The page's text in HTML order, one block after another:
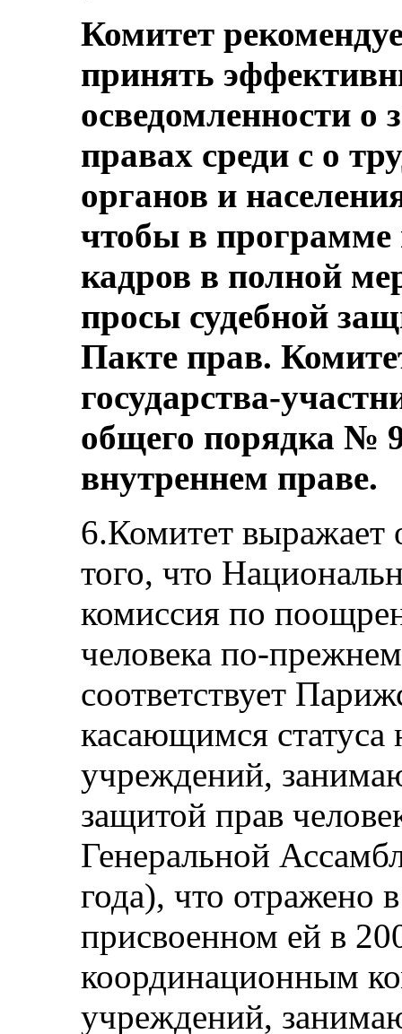
Комитет
принять
осведомленности о
правах среди с о
органов и
чтобы в программе
кадров в полной
просы судебной
Пакте прав.
государства-
общего порядка №
внутреннем праве.
6.Комитет выражает
того, что
комиссия по
человека по-
соответствует
касающимся
учреждений,
защитой прав
Генеральной
года), что отражено
присвоенном ей в
координационным
учреждений,